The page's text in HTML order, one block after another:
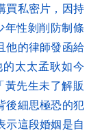
買私密片，因持
年性剝削防制條
他的律師發函給
太太孟耿如今
黃先生未了解販
後細思極恐的犯
示這段婚姻是自